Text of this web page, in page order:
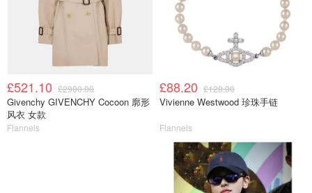
£521.10 £2900.00
Givenchy GIVENCHY Cocoon 廓形
风衣 女款
Flannels
£88.20 £120.00
Vivienne Westwood 珍珠手链
Flannels